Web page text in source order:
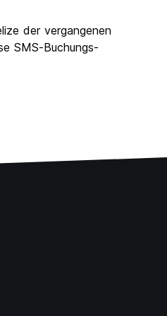
der vergangenen
SMS-Buchungs-